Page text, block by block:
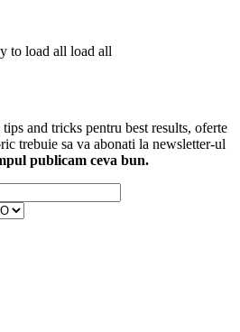
to load all load all
and tricks pentru best results, oferte
trebuie sa va abonati la newsletter-ul
publicam ceva bun.